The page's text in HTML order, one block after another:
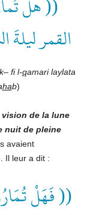
القمر
fi l-qamari laylata
hab)
de la lune
nuit de pleine
avaient
Il leur a dit :
(( فَهَلْ